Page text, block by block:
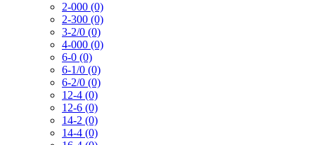
2-000 (0)
2-300 (0)
3-2/0 (0)
4-000 (0)
6-0 (0)
6-1/0 (0)
6-2/0 (0)
12-4 (0)
12-6 (0)
14-2 (0)
14-4 (0)